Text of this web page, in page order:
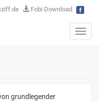
Fobi Download
grundlegender